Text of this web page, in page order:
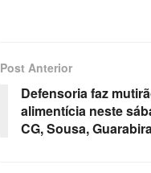
Post Anterior
Defensoria faz
alimentícia neste
CG, Sousa,